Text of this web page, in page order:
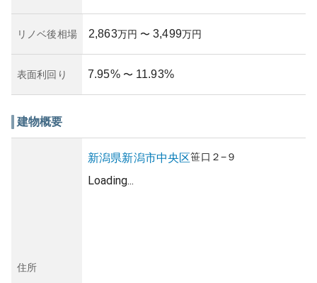
リノベ後相場 2,863万円 〜 3,499万円
表面利回り 7.95% 〜 11.93%
建物概要
住所
新潟県新潟市中央区笹口 ２−９
Loading...